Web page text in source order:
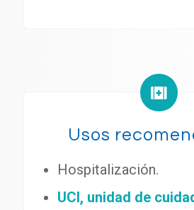
Usos
Hospitalización.
UCI, unidad de